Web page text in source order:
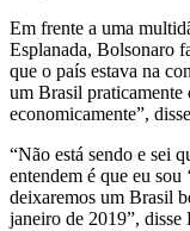
Em frente a uma
Esplanada, Bolsonaro
que o país estava na
um Brasil praticamente
economicamente”,
“Não está sendo e sei
entendem é que eu
deixaremos um Brasil
janeiro de 2019”, disse